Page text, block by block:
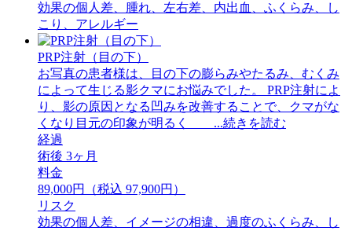
効果の個人差、腫れ、左右差、内出血、ふくらみ、し
こり、アレルギー
PRP注射（目の下）
お写真の患者様は、目の下の膨らみやたるみ、むくみ
によって生じる影クマにお悩みでした。 PRP注射によ
り、影の原因となる凹みを改善することで、クマがな
くなり目元の印象が明るく ...続きを読む
経過
術後 3ヶ月
料金
89,000円（税込 97,900円）
リスク
効果の個人差、イメージの相違、過度のふくらみ、し